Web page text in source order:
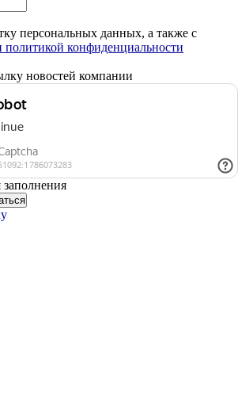
персональных данных, а также с
конфиденциальности
новостей компании
заполнения